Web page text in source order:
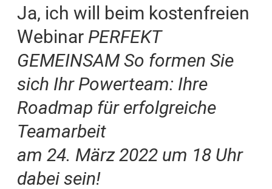
Ja, ich will beim kostenfreien
Webinar PERFEKT
GEMEINSAM So formen Sie
sich Ihr Powerteam: Ihre
Roadmap für erfolgreiche
Teamarbeit
am 24. März 2022 um 18 Uhr
dabei sein!